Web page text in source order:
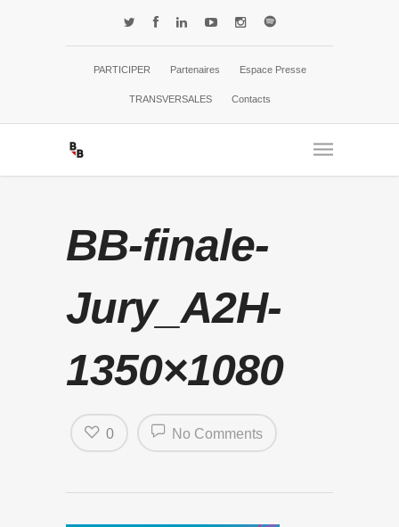
PARTICIPER Partenaires Espace Presse
TRANSVERSALES Contacts
BB-finale-
Jury_A2H-
1350×1080
No Comments
0